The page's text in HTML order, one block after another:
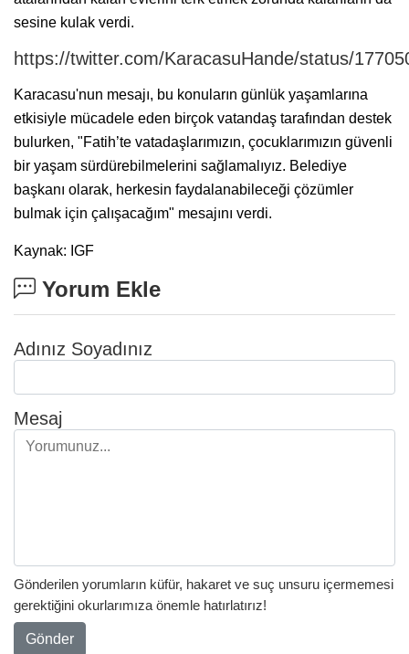
sesine kulak verdi.
https://twitter.com/KaracasuHande/status/
Karacasu'nun mesajı, bu konuların günlük yaşamlarına
etkisiyle mücadele eden birçok vatandaş tarafından destek
bulurken, "Fatih’te vatadaşlarımızın, çocuklarımızın güvenli
bir yaşam sürdürebilmelerini sağlamalıyız. Belediye
başkanı olarak, herkesin faydalanabileceği çözümler
bulmak için çalışacağım" mesajını verdi.
Kaynak: IGF
Yorum Ekle
Adınız Soyadınız
Mesaj
Gönderilen yorumların küfür, hakaret ve suç unsuru içermemesi
gerektiğini okurlarımıza önemle hatırlatırız!
Gönder